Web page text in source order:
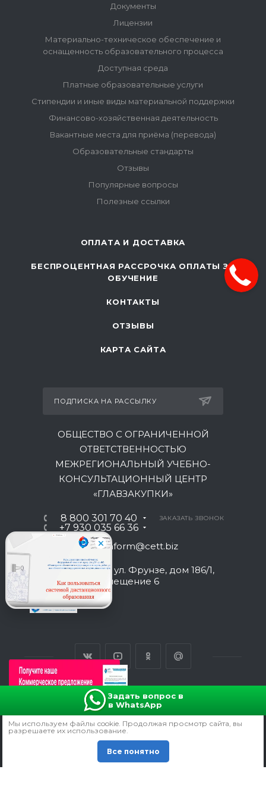
Документы
Лицензии
Материально-техническое обеспечение и
оснащенность образовательного процесса
Доступная среда
Платные образовательные услуги
Стипендии и иные виды материальной поддержки
Финансово-хозяйственная деятельность
Вакантные места для приёма (перевода)
Образовательные стандарты
Отзывы
Популярные вопросы
Полезные ссылки
ОПЛАТА И ДОСТАВКА
БЕСПРОЦЕНТНАЯ РАССРОЧКА ОПЛАТЫ ЗА
ОБУЧЕНИЕ
КОНТАКТЫ
ОТЗЫВЫ
КАРТА САЙТА
ПОДПИСКА НА РАССЫЛКУ
ОБЩЕСТВО С ОГРАНИЧЕННОЙ
ОТВЕТСТВЕННОСТЬЮ
МЕЖРЕГИОНАЛЬНЫЙ УЧЕБНО-
КОНСУЛЬТАЦИОННЫЙ ЦЕНТР
«ГЛАВЗАКУПКИ»
8 800 301 70 40
+7 930 035 66 36
ЗАКАЗАТЬ ЗВОНОК
inform@cett.biz
г. Краснодар, ул. Фрунзе, дом 186/1,
литер У-1, помещение 6
ВЕРСИЯ ДЛЯ ПЕЧАТИ
ПОЛИТИКА КОНФИДЕНЦИАЛЬНОСТИ
Задать вопрос в
в WhatsApp
Мы используем файлы сookie. Продолжая просмотр сайта, вы
разрешаете их использование.
Все понятно